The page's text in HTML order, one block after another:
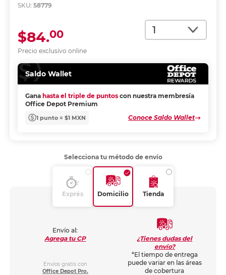
SKU: 58779
Cantidad
Precio exclusivo online
$84.00
Saldo Wallet
Gana hasta el triple de puntos con nuestra membresía
Office Depot Premium
1 punto = $1 MXN Conoce Saldo Wallet
Selecciona tu método de envío
Exprés Domicilio Tienda
Envío al:
Agrega tu CP
Envíos gratis con
Office Depot Pro.
¿Tienes dudas del
envío?
*El tiempo de entrega
puede variar en las áreas
de cobertura